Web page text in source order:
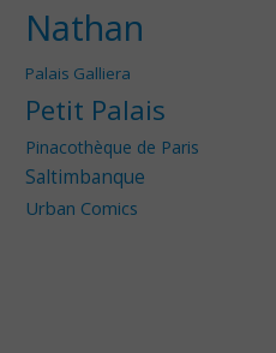
Nathan
Palais Galliera
Petit Palais
Pinacothèque de Paris
Saltimbanque
Urban Comics